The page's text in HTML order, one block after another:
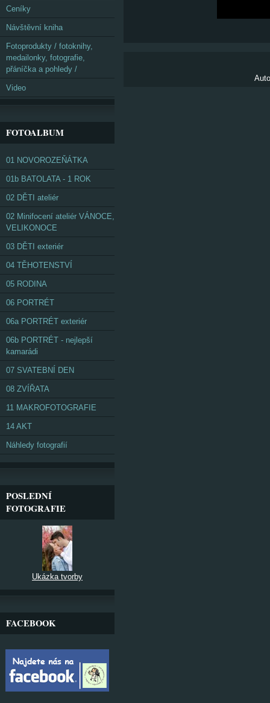
Ceníky
Návštěvní kniha
Fotoprodukty / fotoknihy,
medailonky, fotografie,
přáníčka a pohledy /
Video
FOTOALBUM
01 NOVOROZEŇÁTKA
01b BATOLATA - 1 ROK
02 DĚTI ateliér
02 Minifocení ateliér VÁNOCE,
VELIKONOCE
03 DĚTI exteriér
04 TĚHOTENSTVÍ
05 RODINA
06 PORTRÉT
06a PORTRÉT exteriér
06b PORTRÉT - nejlepší
kamarádi
07 SVATEBNÍ DEN
08 ZVÍŘATA
11 MAKROFOTOGRAFIE
14 AKT
Náhledy fotografií
POSLEDNÍ
FOTOGRAFIE
Ukázka tvorby
FACEBOOK